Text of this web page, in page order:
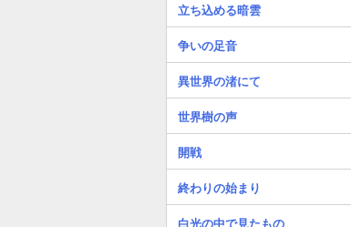
立ち込める暗雲
争いの足音
異世界の渚にて
世界樹の声
開戦
終わりの始まり
白光の中で見たもの